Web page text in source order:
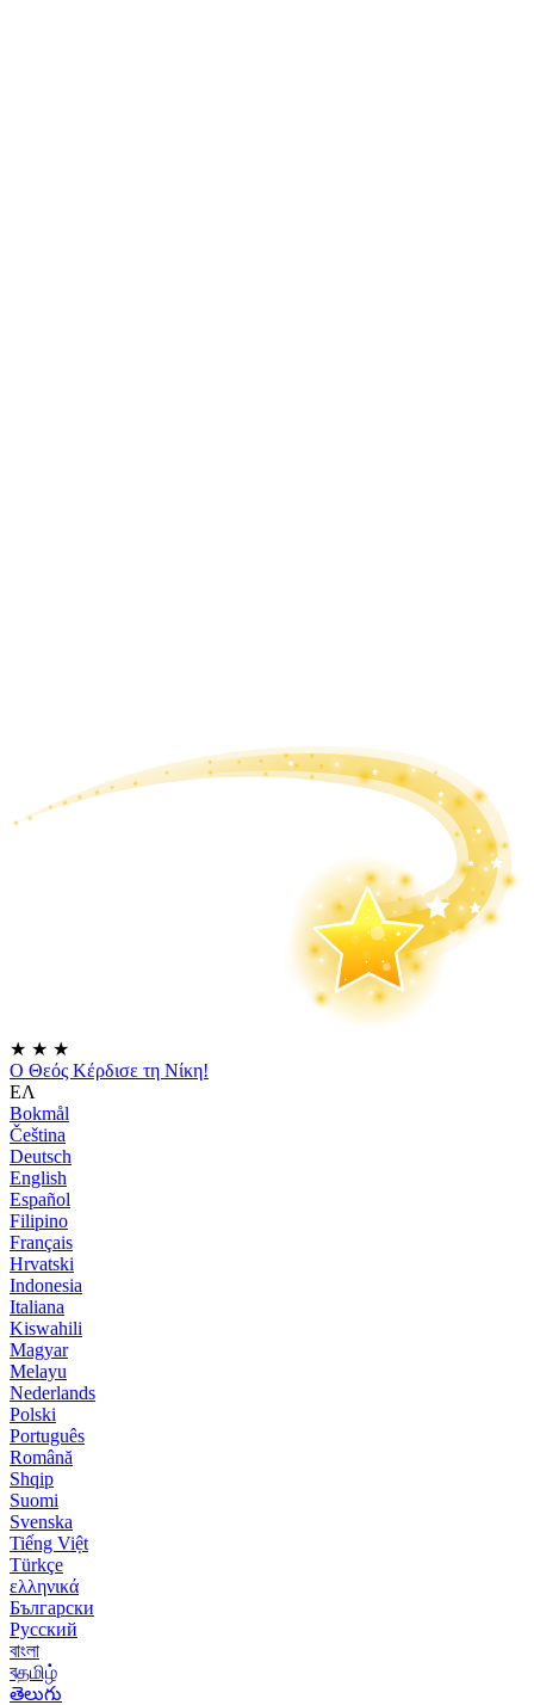
★ ★ ★
Ο Θεός Κέρδισε τη Νίκη!
ΕΛ
Bokmål
Čeština
Deutsch
English
Español
Filipino
Français
Hrvatski
Indonesia
Italiana
Kiswahili
Magyar
Melayu
Nederlands
Polski
Português
Română
Shqip
Suomi
Svenska
Tiếng Việt
Türkçe
ελληνικά
Български
Русский
বাংলা
বதமிழ்
తెలుగు